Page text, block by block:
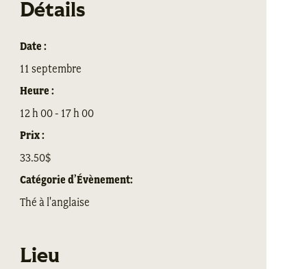
Détails
Date :
11 septembre
Heure :
12 h 00 - 17 h 00
Prix :
33.50$
Catégorie d’Évènement:
Thé à l'anglaise
Lieu